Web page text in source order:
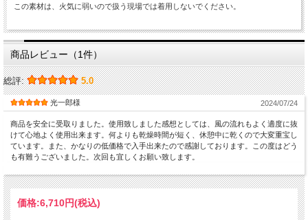
この素材は、火気に弱いので扱う現場では着用しないでください。
商品レビュー（1件）
総評: 5.0
光一郎様 2024/07/24
商品を安全に受取りました。使用致しました感想としては、風の流れもよく適度に抜
けて心地よく使用出来ます。何よりも乾燥時間が短く、休憩中に乾くので大変重宝し
ています。また、かなりの低価格で入手出来たので感謝しております。この度はどう
も有難うございました。次回も宜しくお願い致します。
価格:6,710円(税込)